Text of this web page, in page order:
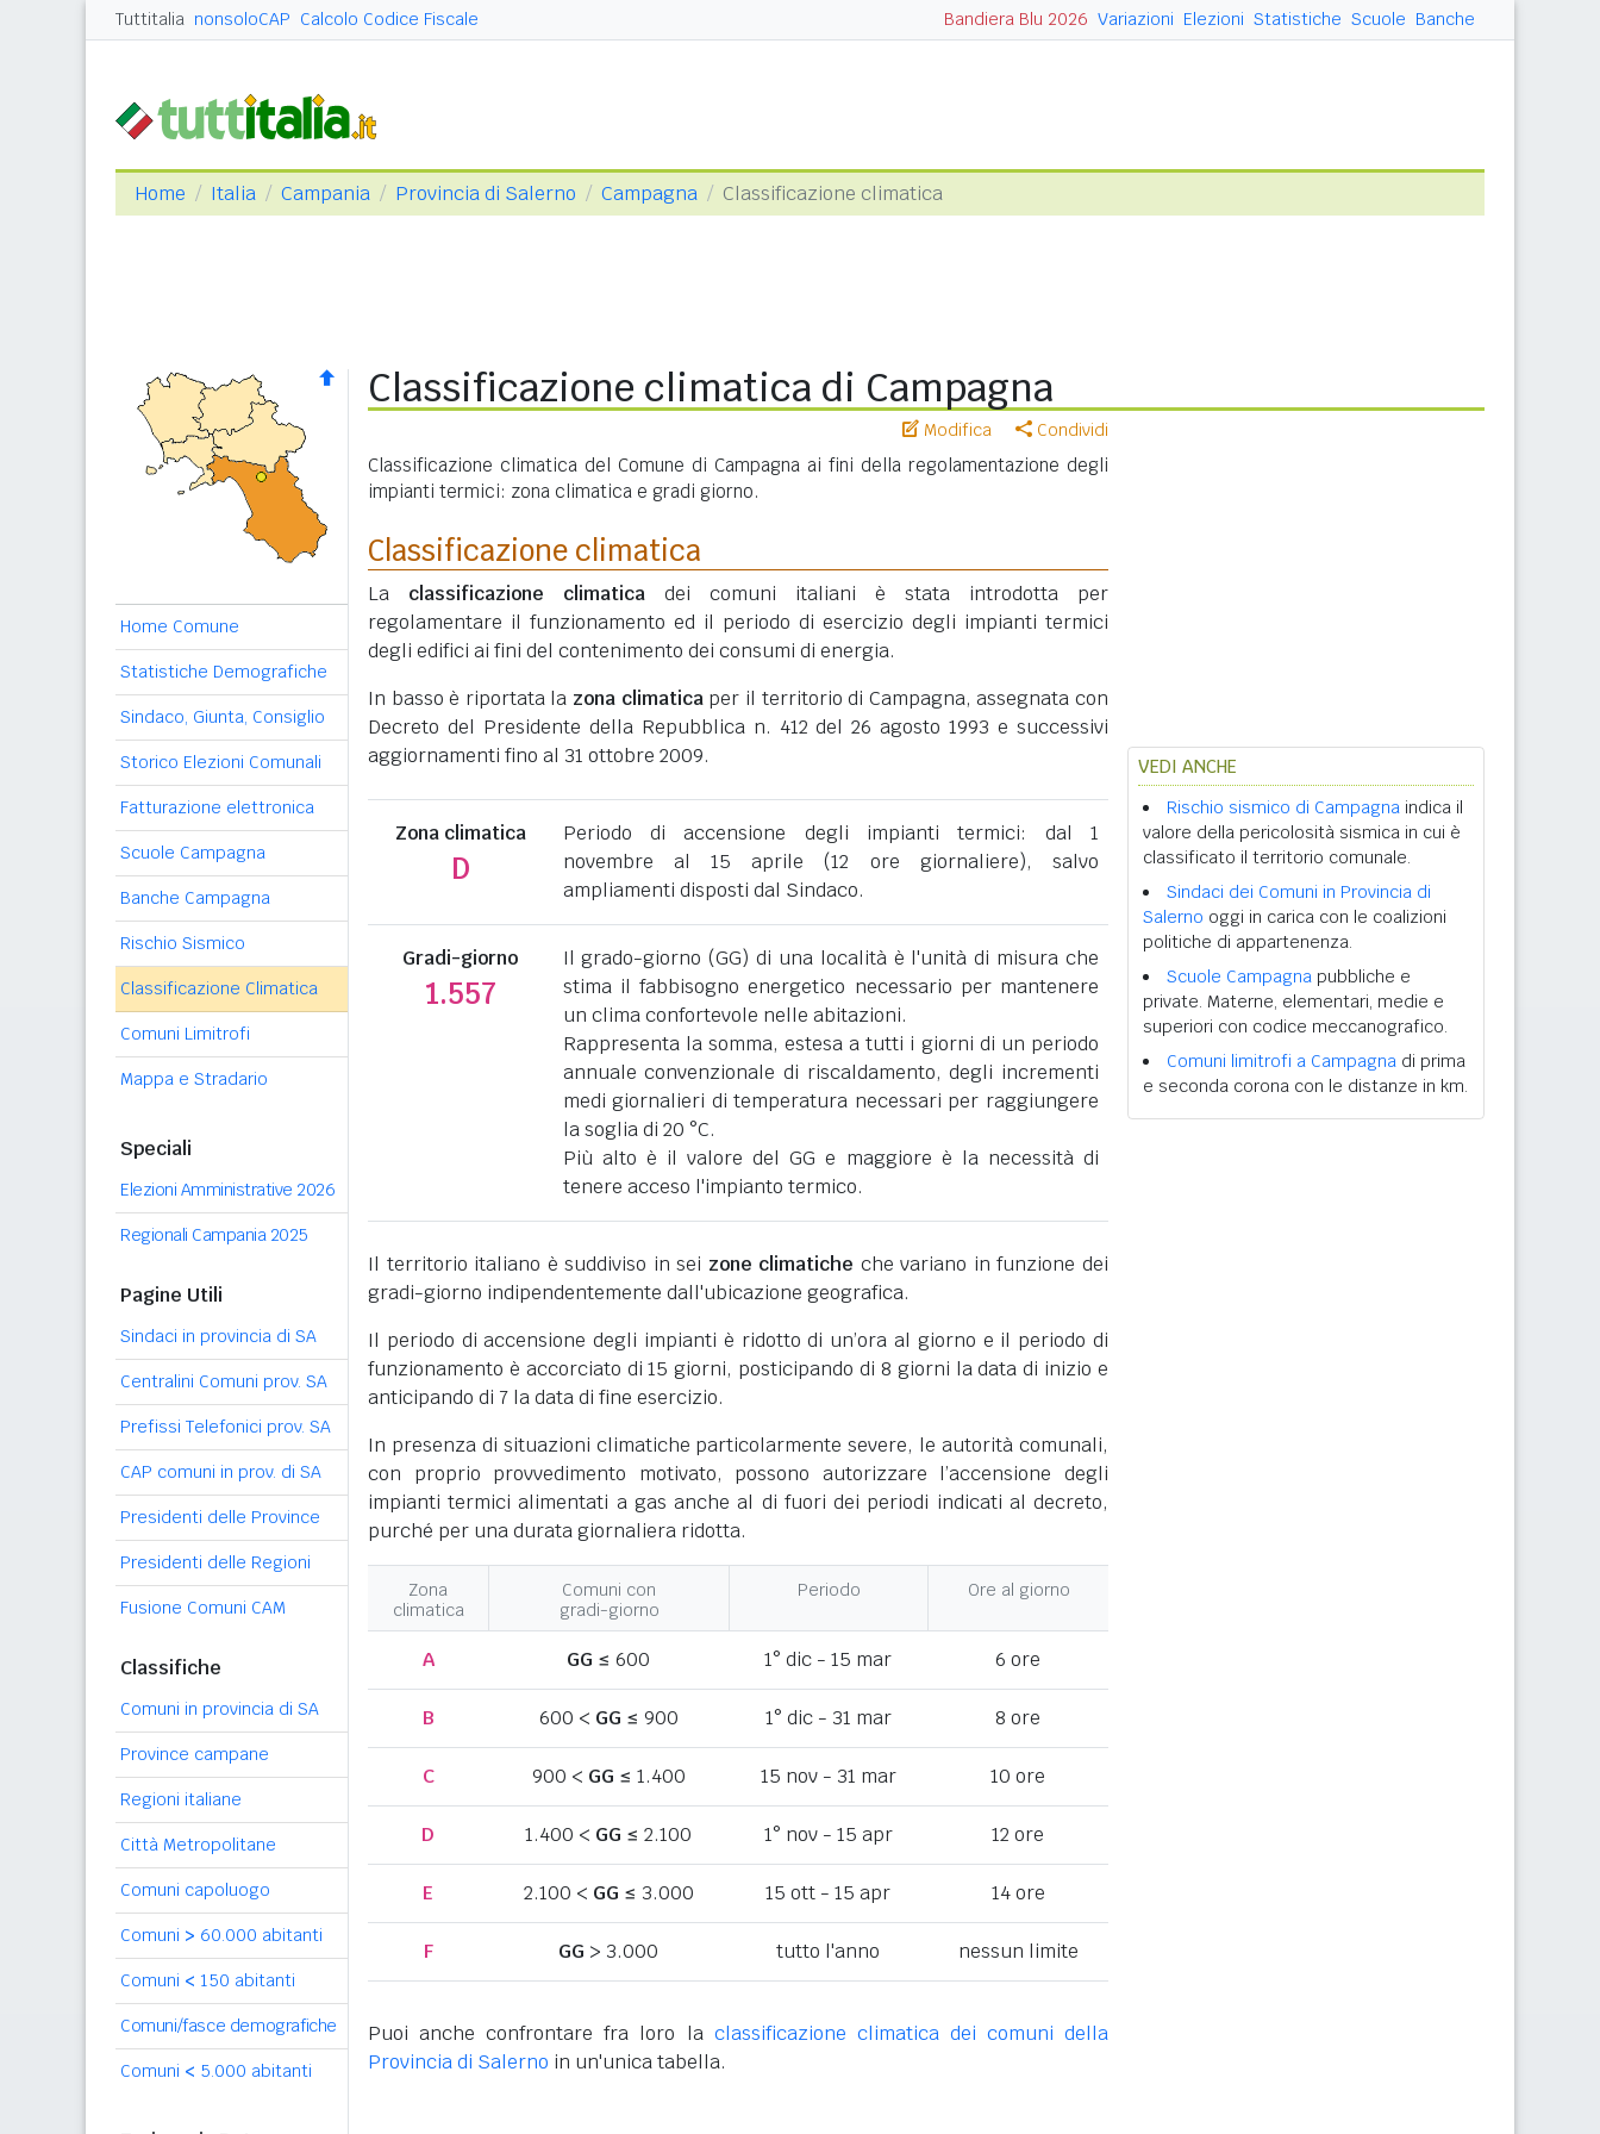
Tuttitalia nonsoloCAP Calcolo Codice Fiscale Bandiera Blu 2026 Variazioni Elezioni Statistiche Scuole Banche
Home Italia Campania Provincia di Salerno Campagna Classificazione climatica
Home Comune
Statistiche Demografiche
Sindaco, Giunta, Consiglio
Storico Elezioni Comunali
Fatturazione elettronica
Scuole Campagna
Banche Campagna
Rischio Sismico
Classificazione Climatica
Comuni Limitrofi
Mappa e Stradario
Speciali
Elezioni Amministrative 2026
Regionali Campania 2025
Pagine Utili
Sindaci in provincia di SA
Centralini Comuni prov. SA
Prefissi Telefonici prov. SA
CAP comuni in prov. di SA
Presidenti delle Province
Presidenti delle Regioni
Fusione Comuni CAM
Classifiche
Comuni in provincia di SA
Province campane
Regioni italiane
Città Metropolitane
Comuni capoluogo
Comuni > 60.000 abitanti
Comuni < 150 abitanti
Comuni/fasce demografiche
Comuni < 5.000 abitanti
Classificazione climatica di Campagna
Modifica Condividi
Classificazione climatica del Comune di Campagna ai fini della regolamentazione degli
impianti termici: zona climatica e gradi giorno.
Classificazione climatica
La classificazione climatica dei comuni italiani è stata introdotta per
regolamentare il funzionamento ed il periodo di esercizio degli impianti termici
degli edifici ai fini del contenimento dei consumi di energia.
In basso è riportata la zona climaticaper il territorio di Campagna, assegnata con
Decreto del Presidente della Repubblica n. 412 del 26 agosto 1993 e successivi
aggiornamenti fino al 31 ottobre 2009.
Zona climatica
D
Periodo di accensione degli impianti termici: dal 1
novembre al 15 aprile (12 ore giornaliere), salvo
ampliamenti disposti dal Sindaco.
Gradi-giorno
1.557
Il grado-giorno (GG) di una località è l'unità di misura che
stima il fabbisogno energetico necessario per mantenere
un clima confortevole nelle abitazioni.
Rappresenta la somma, estesa a tutti i giorni di un periodo
annuale convenzionale di riscaldamento, degli incrementi
medi giornalieri di temperatura necessari per raggiungere
la soglia di 20 °C.
Più alto è il valore del GG e maggiore è la necessità di
tenere acceso l'impianto termico.
Il territorio italiano è suddiviso in sei zone climatiche che variano in funzione dei
gradi-giorno indipendentemente dall'ubicazione geografica.
Il periodo di accensione degli impianti è ridotto di un’ora al giorno e il periodo di
funzionamento è accorciato di 15 giorni, posticipando di 8 giorni la data di inizio e
anticipando di 7 la data di fine esercizio.
In presenza di situazioni climatiche particolarmente severe, le autorità comunali,
con proprio provvedimento motivato, possono autorizzare l’accensione degli
impianti termici alimentati a gas anche al di fuori dei periodi indicati al decreto,
purché per una durata giornaliera ridotta.
Zona
climatica
Comuni con
gradi-giorno
Periodo Ore al giorno
A GG ≤ 600 1° dic - 15 mar 6 ore
B 600 < GG ≤ 900 1° dic - 31 mar 8 ore
C 900 < GG ≤ 1.400 15 nov - 31 mar 10 ore
D 1.400 < GG ≤ 2.100 1° nov - 15 apr 12 ore
E 2.100 < GG ≤ 3.000 15 ott - 15 apr 14 ore
F GG > 3.000 tutto l'anno nessun limite
Puoi anche confrontare fra loro la classificazione climatica dei comuni della
Provincia di Salerno in un'unica tabella.
VEDI ANCHE
Rischio sismico di Campagna indica il
valore della pericolosità sismica in cui è
classificato il territorio comunale.
Sindaci dei Comuni in Provincia di
Salerno oggi in carica con le coalizioni
politiche di appartenenza.
Scuole Campagna pubbliche e
private. Materne, elementari, medie e
superiori con codice meccanografico.
Comuni limitrofi a Campagna di prima
e seconda corona con le distanze in km.